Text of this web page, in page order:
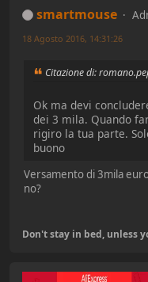
smartmouse
18 Agosto 2016, 14:31:26
Citazione di:
Ok ma devi
dei 3 mila. Quando
rigiro la tua parte.
buono
Versamento di 3mila
no?
Don't stay in bed, unless